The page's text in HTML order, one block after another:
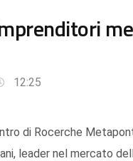
12:25
di Rocerche
leader nel mercato